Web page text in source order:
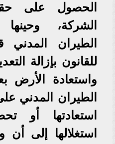
الحصول على
الشركة،
الطيران المدني
للقانون بإزالة
واستعادة الأرض
الطيران المدني
استعادتها أو
استغلالها إلى